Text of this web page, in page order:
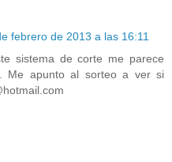
febrero de 2013 a las 16:11
sistema de corte me parece
Me apunto al sorteo a ver si